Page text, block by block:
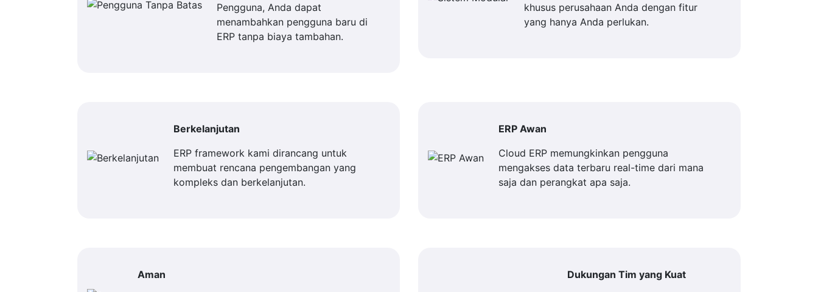
Pengguna, Anda dapat
menambahkan pengguna baru di
ERP tanpa biaya tambahan.
khusus perusahaan Anda dengan fitur
yang hanya Anda perlukan.
Berkelanjutan
ERP framework kami dirancang untuk
membuat rencana pengembangan yang
kompleks dan berkelanjutan.
ERP Awan
Cloud ERP memungkinkan pengguna
mengakses data terbaru real-time dari mana
saja dan perangkat apa saja.
Aman
Dukungan Tim yang Kuat